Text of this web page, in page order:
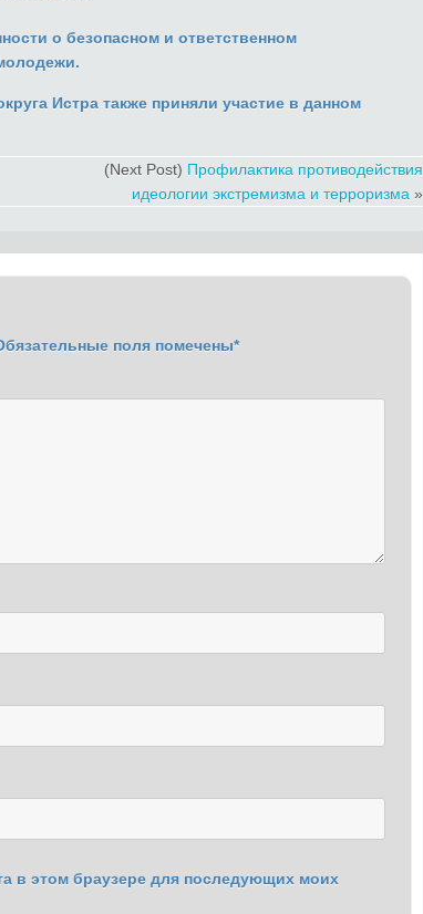
о безопасном и ответственном
Истра также приняли участие в данном
(Next Post) Профилактика противодействия
идеологии экстремизма и терроризма »
поля помечены*
в этом браузере для последующих моих